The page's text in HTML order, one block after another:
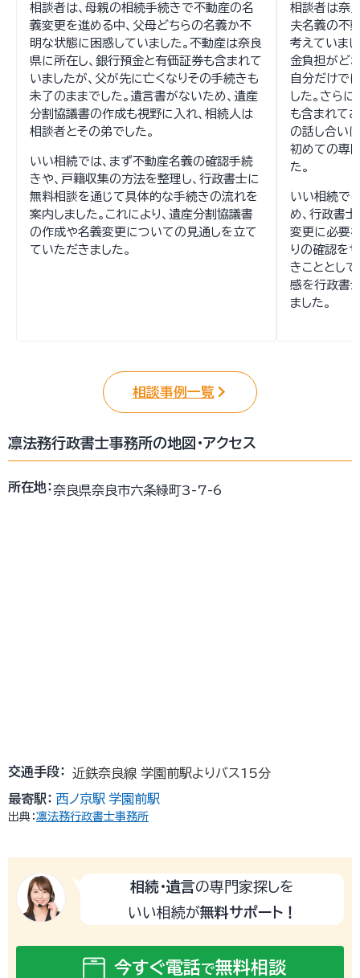
相談者は、母親の相続手続きで不動産の名
義変更を進める中、父母どちらの名義か不
明な状態に困惑していました。不動産は奈良
県に所在し、銀行預金と有価証券も含まれて
いましたが、父が先に亡くなりその手続きも
未了のままでした。遺言書がないため、遺産
分割協議書の作成も視野に入れ、相続人は
相談者とその弟でした。
いい相続では、まず不動産名義の確認手続
きや、戸籍収集の方法を整理し、行政書士に
無料相談を通じて具体的な手続きの流れを
案内しました。これにより、遺産分割協議書
の作成や名義変更についての見通しを立て
ていただきました。
相談者は奈
夫名義の不
考えていま
金負担がど
自分だけで
した。さら
も含まれて
の話し合い
初めての専
た。
いい相続で
め、行政書
変更に必要
りの確認を
きこととし
感を行政書
ました。
相談事例一覧
凛法務行政書士事務所の地図・アクセス
所在地：奈良県奈良市六条緑町3-7-6
交通手段：
近鉄奈良線 学園前駅よりバス15分
最寄駅： 西ノ京駅 学園前駅
出典：凛法務行政書士事務所
相続・遺言の専門家探しを
いい相続が無料サポート！
今すぐ電話で無料相談